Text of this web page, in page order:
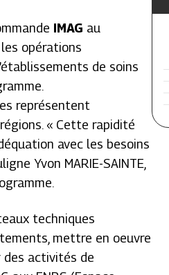
IMAG au
opérations
de soins
représentent
« Cette rapidité
avec les besoins
Yvon MARIE-SAINTE,
techniques
mettre en oeuvre
des activités de